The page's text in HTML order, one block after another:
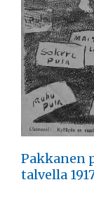
Pakkanen
talvella